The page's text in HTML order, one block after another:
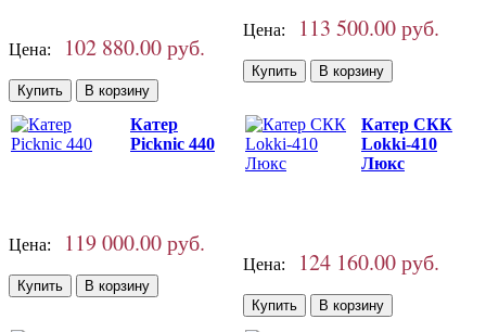
Цена: 102 880.00 руб.
Цена: 113 500.00 руб.
Катер
Picknic 440
Цена: 119 000.00 руб.
Катер СКК
Lokki-410
Люкс
Цена: 124 160.00 руб.